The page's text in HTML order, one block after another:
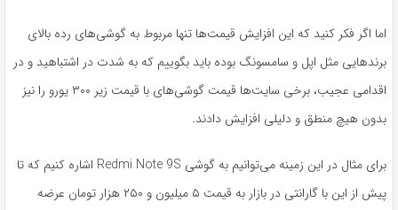
اما اگر فکر کنید که این افزایش قیمت‌ها تنها مربوط به گوشی‌های رده بالای
برندهایی مثل اپل و سامسونگ بوده باید بگوییم که به شدت در اشتباهید و در
اقدامی عجیب، برخی سایت‌ها قیمت گوشی‌های با قیمت زیر ۳۰۰ یورو را نیز
بدون هیچ منطق و دلیلی افزایش دادند.
برای مثال در این زمینه می‌توانیم به گوشی Redmi Note 9S اشاره کنیم که تا
پیش از این با گارانتی در بازار به قیمت ۵ میلیون و ۲۵۰ هزار تومان عرضه